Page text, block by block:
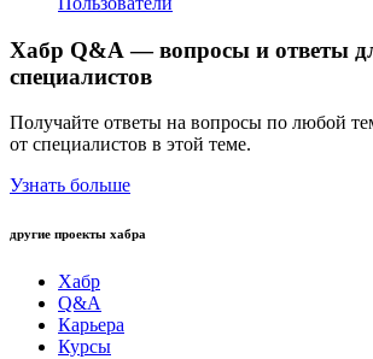
Хабр Q&A — вопросы и ответы
специалистов
Получайте ответы на вопросы по любой
от специалистов в этой теме.
Узнать больше
другие проекты хабра
Хабр
Q&A
Карьера
Курсы